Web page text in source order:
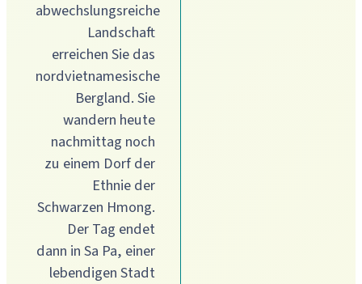
abwechslungsreiche
Landschaft
erreichen Sie das
nordvietnamesische
Bergland. Sie
wandern heute
nachmittag noch
zu einem Dorf der
Ethnie der
Schwarzen Hmong.
Der Tag endet
dann in Sa Pa, einer
lebendigen Stadt